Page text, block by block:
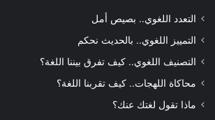
التعدد اللغوي.. بصيص أمل
التمييز اللغوي.. بالحديث نحكم
التصنيف اللغوي.. كيف تفرق بيننا اللغة؟
محاكاة اللهجات.. كيف تقربنا اللغة؟
ماذا تقول لغتك عنك؟